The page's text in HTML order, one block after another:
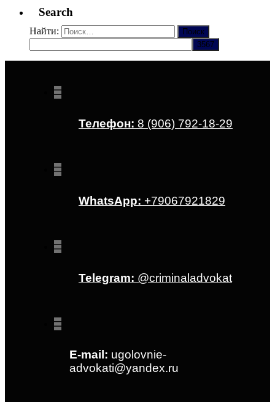
Search
Найти:
Телефон: 8 (906) 792-18-29
WhatsApp: +79067921829
Telegram: @criminaladvokat
E-mail: ugolovnie-
advokati@yandex.ru